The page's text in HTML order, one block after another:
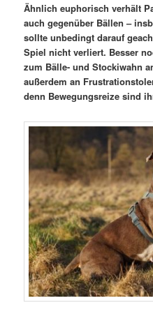
Ähnlich euphorisch verhält
auch gegenüber Bällen –
sollte unbedingt darauf
Spiel nicht verliert. Besser
zum Bälle- und Stockiwahn
außerdem an
denn Bewegungsreize sind